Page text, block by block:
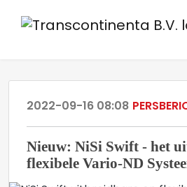
2022-09-16 08:08
Nieuw: NiSi Swift - het
flexibele Vario-ND